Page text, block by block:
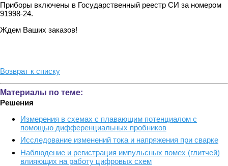
Приборы включены в Государственный реестр СИ за номером
91998-24.
Ждем Ваших заказов!
Возврат к списку
Материалы по теме:
Решения
Измерения в схемах с плавающим потенциалом с
помощью дифференциальных пробников
Исследование изменений тока и напряжения при сварке
Наблюдение и регистрация импульсных помех (глитчей)
влияющих на работу цифровых схем